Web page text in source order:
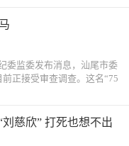
委监委发布消息，汕尾市委
正接受审查调查。这名“75
慈欣” 打死也想不出